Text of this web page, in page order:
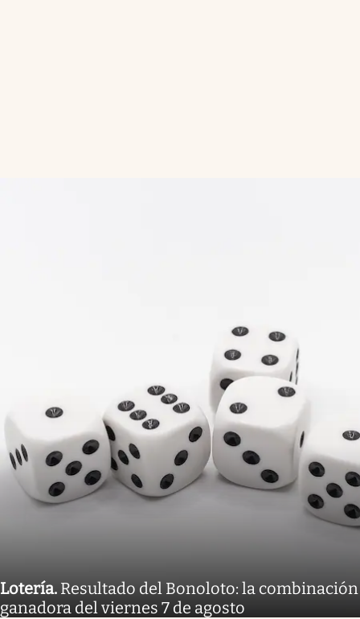
Lotería. Resultado del Bonoloto: la combinación
ganadora del viernes 7 de agosto